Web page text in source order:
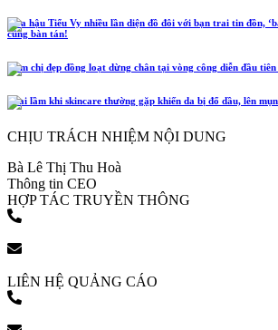
Hoa hậu Tiểu Vy nhiều lần diện đồ đôi với bạn trai tin đồn,
cũng bàn tán!
Năm chị đẹp đồng loạt dừng chân tại vòng công diễn đầu
4 sai lầm khi skincare thường gặp khiến da bị đổ dầu, lên
CHỊU TRÁCH NHIỆM NỘI DUNG
Bà Lê Thị Thu Hoà
Thông tin CEO
HỢP TÁC TRUYỀN THÔNG
LIÊN HỆ QUẢNG CÁO